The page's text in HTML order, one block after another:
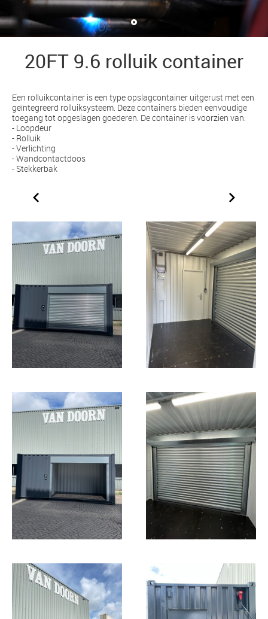
20FT 9.6 rolluik container
Een rolluikcontainer is een type opslagcontainer uitgerust met een
geïntegreerd rolluiksysteem. Deze containers bieden eenvoudige
toegang tot opgeslagen goederen. De container is voorzien van:
- Loopdeur
- Rolluik
- Verlichting
- Wandcontactdoos
- Stekkerbak